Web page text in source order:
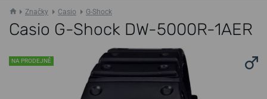
Značky Casio G-Shock
Casio G-Shock DW-5000R-1AER
NA PRODEJNĚ